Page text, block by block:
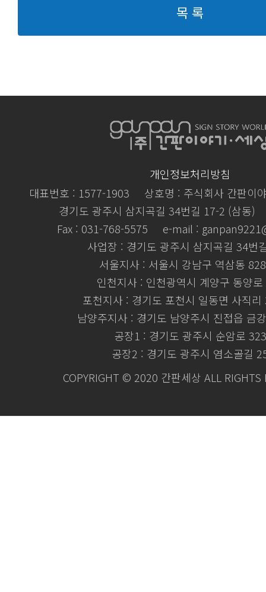
목 록
개인정보처리방침
대표번호 : 1577-1903
상호명 : 주식회사 간판이
경기도 광주시 삼지곡길 34번길 17-2 (삼동)
Fax : 031-768-5575
e-mail :
사업장 : 경기도 광주시 삼지곡길 34번
서울지사 : 서울시 강남구 역삼동
인천지사 : 인천광역시 계양구 동양
포천지사 : 경기도 포천시 일동면 사직
남양주지사 : 경기도 남양주시 진접읍 금
공장1 : 경기도 광주시 순암로 323
공장2 : 경기도 광주시 염소골길
COPYRIGHT © 2020 간판세상 ALL RIGHTS